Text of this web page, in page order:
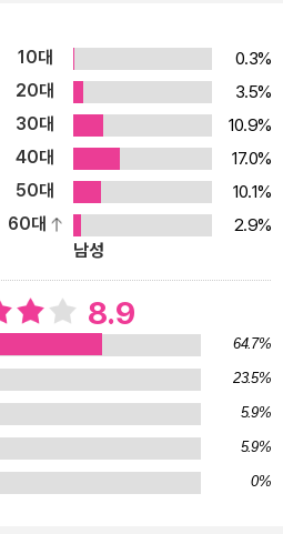
기 동안 닫혀 있던 북한사회를 편견없
질감을 확인시켜준 통로였다. 4, 5
출간되었는데(중앙M&B), 이번에
서를 조금씩 바뀌고 새로운 꼭지가 보
시 누락되었던 조선중앙력사박물관
충되면서 남한에서 접하기 힘든 발해
국 1,300돌 기념전’과 박물관에 소장
에 대해 자세히 소개되었다. 또한 제
이 제4권으로 옮겨오고 부의 순서가
갖추게 되었다. 제5권은 새롭게 바뀐
다움을 더욱 생생하게 느낄 수 있도
평양의 날은 개었습
며 4부로 구성된다. 1부 ‘평양 대동
벽루와 김황원, 을밀대와 김동인 등 평
인들에 대한 설명이 아련한 그리움과
10대
0.3%
20대
3.5%
30대
10.9%
40대
17.0%
50대
10.1%
60대
2.9%
남성
8.9
64.7%
23.5%
5.9%
5.9%
0%